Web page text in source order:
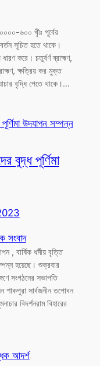
৬০০ খৃীঃ পূর্বের
সূচিত হতে থাকে।
করে। চতুর্বর্ণ ব্রাহ্মণ,
ক্ষত্রিয় কর মুক্ত
বৃদ্ধি পেতে থাকে।…
বুদ্ধ পূর্ণিমা
সংবাদ
, বার্ষিক ধর্মীয় বৃত্তি
হয়েছে। শুক্রবার
সংগঠনের সভাপতি
শাকপুরা সার্বজনীন তপোবন
বিদর্শনরাম বিহারের